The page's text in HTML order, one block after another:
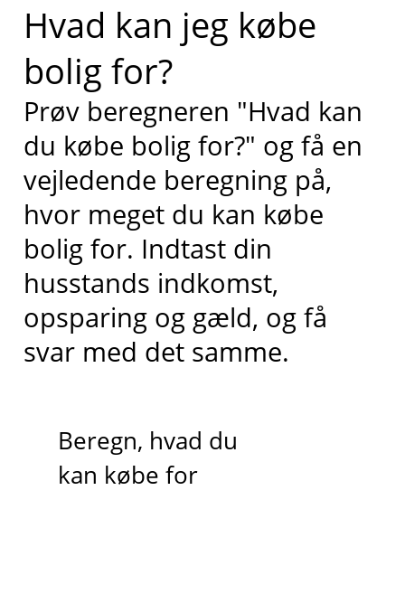
Hvad kan jeg købe
bolig for?
Prøv beregneren "Hvad kan
du købe bolig for?" og få en
vejledende beregning på,
hvor meget du kan købe
bolig for. Indtast din
husstands indkomst,
opsparing og gæld, og få
svar med det samme.
Beregn, hvad du
kan købe for